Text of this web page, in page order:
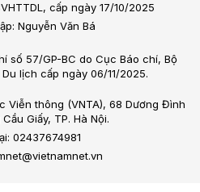
cấp ngày 17/10/2025
Nguyễn Văn Bá
số 57/GP-BC do Cục Báo chí, Bộ
lịch cấp ngày 06/11/2025.
Viễn thông (VNTA), 68 Dương Đình
Giấy, TP. Hà Nội.
02437674981